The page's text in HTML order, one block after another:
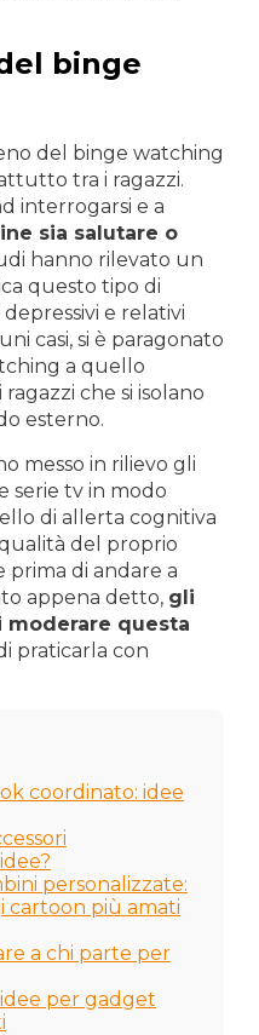
binge
del binge watching
tra i ragazzi.
interrogarsi e a
sia salutare o
hanno rilevato un
questo tipo di
e relativi
casi, si è paragonato
a quello
che si isolano
esterno.
messo in rilievo gli
serie tv in modo
di allerta cognitiva
del proprio
prima di andare a
appena detto, gli
questa
praticarla con
coordinato: idee
personalizzate:
cartoon più amati
a chi parte per
per gadget